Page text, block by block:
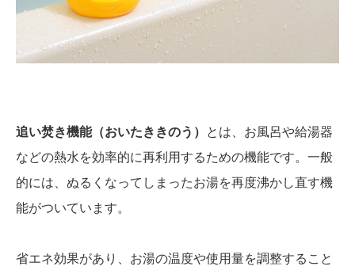
追い焚き機能（おいたききのう）
とは、お風呂や給湯器
などの熱水を効率的に再利用するための機能です。一般
的には、ぬるくなってしまったお湯を再度沸かし直す機
能がついています。
省エネ効果があり、お湯の温度や使用量を調整すること